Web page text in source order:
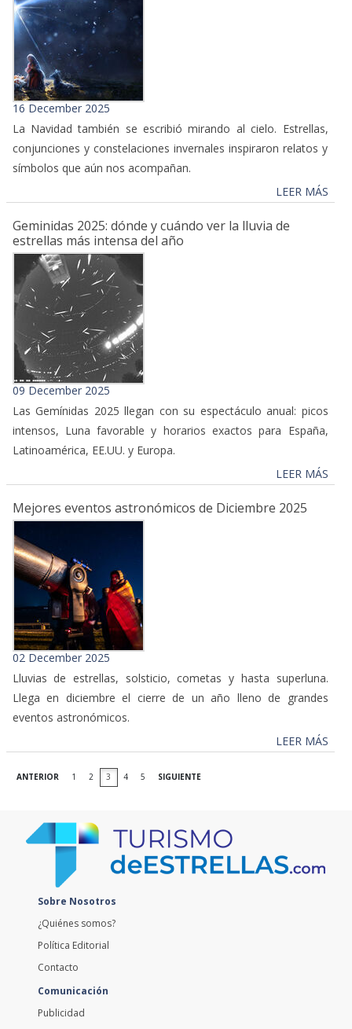
16 December 2025
La Navidad también se escribió mirando al cielo. Estrellas,
conjunciones y constelaciones invernales inspiraron relatos y
símbolos que aún nos acompañan.
LEER MÁS
Geminidas 2025: dónde y cuándo ver la lluvia de
estrellas más intensa del año
09 December 2025
Las Gemínidas 2025 llegan con su espectáculo anual: picos
intensos, Luna favorable y horarios exactos para España,
Latinoamérica, EE.UU. y Europa.
LEER MÁS
Mejores eventos astronómicos de Diciembre 2025
02 December 2025
Lluvias de estrellas, solsticio, cometas y hasta superluna.
Llega en diciembre el cierre de un año lleno de grandes
eventos astronómicos.
LEER MÁS
ANTERIOR 1 2 3 4 5 SIGUIENTE
Sobre Nosotros
¿Quiénes somos?
Política Editorial
Contacto
Comunicación
Publicidad